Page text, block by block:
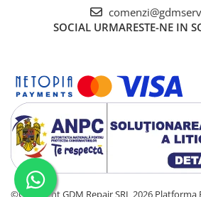
SOCIAL URMARESTE-NE IN
©Copyright GDM Repair SRL 2026 Platforma